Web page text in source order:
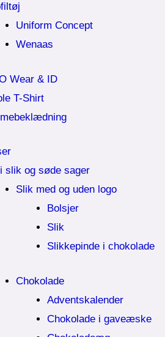
Uniform Concept
Wenaas
Wear & ID
T-Shirt
slik og søde sager
Slik med og uden logo
Bolsjer
Slik
Slikkepinde i chokolade
Chokolade
Adventskalender
Chokolade i gaveæske